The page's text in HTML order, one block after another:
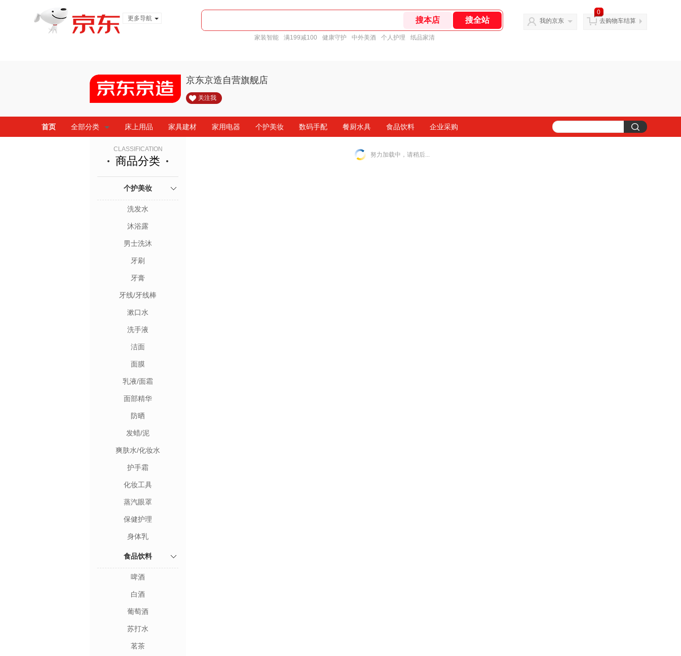
更多导航
家装智能 满199减100 健康守护 中外美酒 个人护理 纸品家清
我的京东
0
去购物车结算
京东京造自营旗舰店
关注我
首页 全部分类 床上用品 家具建材 家用电器 个护美妆 数码手配 餐厨水具 食品饮料 企业采购
CLASSIFICATION
商品分类
个护美妆
洗发水
沐浴露
男士洗沐
牙刷
牙膏
牙线/牙线棒
漱口水
洗手液
洁面
面膜
乳液/面霜
面部精华
防晒
发蜡/泥
爽肤水/化妆水
护手霜
化妆工具
蒸汽眼罩
保健护理
身体乳
食品饮料
啤酒
白酒
葡萄酒
苏打水
茗茶
努力加载中，请稍后...